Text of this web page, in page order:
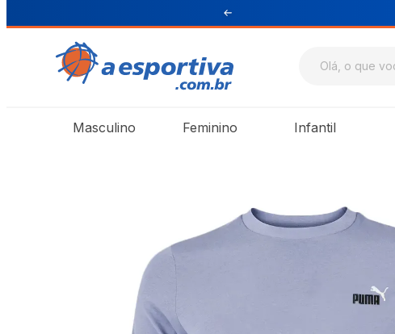
Masculino Feminino Infantil